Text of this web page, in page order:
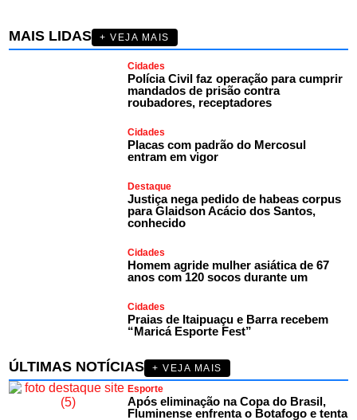
MAIS LIDAS + VEJA MAIS
Cidades
Polícia Civil faz operação para cumprir
mandados de prisão contra
roubadores, receptadores
Cidades
Placas com padrão do Mercosul
entram em vigor
Destaque
Justiça nega pedido de habeas corpus
para Glaidson Acácio dos Santos,
conhecido
Cidades
Homem agride mulher asiática de 67
anos com 120 socos durante um
Cidades
Praias de Itaipuaçu e Barra recebem
“Maricá Esporte Fest”
ÚLTIMAS NOTÍCIAS
+ VEJA MAIS
Esporte
Após eliminação na Copa do Brasil,
Fluminense enfrenta o Botafogo e tenta